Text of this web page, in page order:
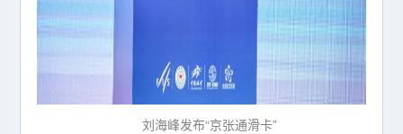
刘海峰发布“京张通滑卡”